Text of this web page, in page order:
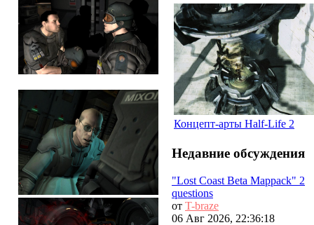
Концепт-арты Half-Life 2
Недавние обсуждения
"Lost Coast Beta Mappack" 2
questions
от T-braze
06 Авг 2026, 22:36:18